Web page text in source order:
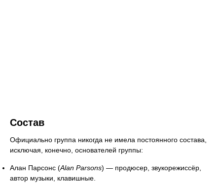
Состав
Официально группа никогда не имела постоянного состава,
исключая, конечно, основателей группы:
Алан Парсонс (Alan Parsons) — продюсер, звукорежиссёр,
автор музыки, клавишные.